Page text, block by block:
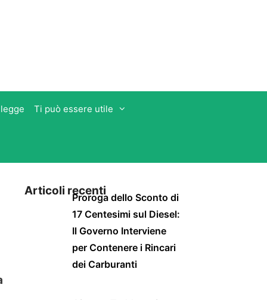
Ti può essere utile
Articoli recentiProroga dello Sconto di
17 Centesimi sul Diesel:
Il Governo Interviene
per Contenere i Rincari
dei Carburanti